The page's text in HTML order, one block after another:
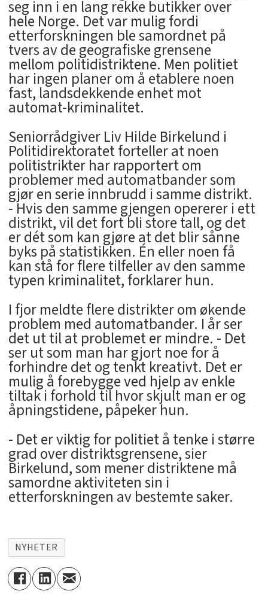
seg inn i en lang rekke butikker over
hele Norge. Det var mulig fordi
etterforskningen ble samordnet på
tvers av de geografiske grensene
mellom politidistriktene. Men politiet
har ingen planer om å etablere noen
fast, landsdekkende enhet mot
automat-kriminalitet.
Seniorrådgiver Liv Hilde Birkelund i
Politidirektoratet forteller at noen
politistrikter har rapportert om
problemer med automatbander som
gjør en serie innbrudd i samme distrikt.
- Hvis den samme gjengen opererer i ett
distrikt, vil det fort bli store tall, og det
er dét som kan gjøre at det blir sånne
byks på statistikken. Én eller noen få
kan stå for flere tilfeller av den samme
typen kriminalitet, forklarer hun.
I fjor meldte flere distrikter om økende
problem med automatbander. I år ser
det ut til at problemet er mindre. - Det
ser ut som man har gjort noe for å
forhindre det og tenkt kreativt. Det er
mulig å forebygge ved hjelp av enkle
tiltak i forhold til hvor skjult man er og
åpningstidene, påpeker hun.
- Det er viktig for politiet å tenke i større
grad over distriktsgrensene, sier
Birkelund, som mener distriktene må
samordne aktiviteten sin i
etterforskningen av bestemte saker.
NYHETER